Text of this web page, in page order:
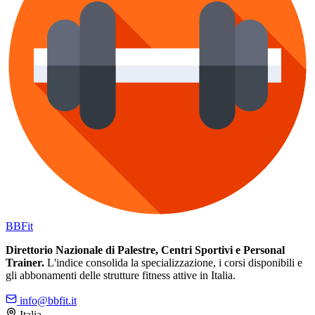
BBFit
Direttorio Nazionale di Palestre, Centri Sportivi e Personal
Trainer. L'indice consolida la specializzazione, i corsi disponibili e
gli abbonamenti delle strutture fitness attive in Italia.
info@bbfit.it